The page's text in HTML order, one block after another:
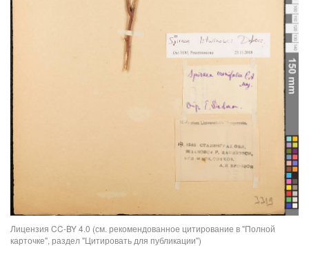
Лицензия CC-BY 4.0 (см. рекомендованное цитирование в "Полной
карточке", раздел "Цитировать для публикации")